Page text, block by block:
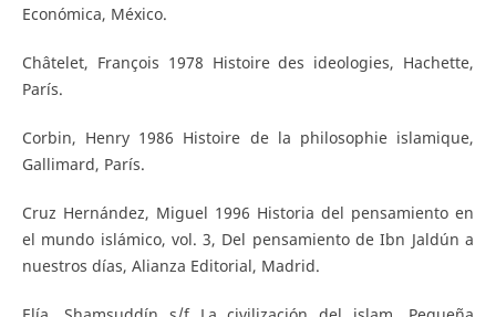
Económica, México.
Châtelet, François 1978 Histoire des ideologies, Hachette,
París.
Corbin, Henry 1986 Histoire de la philosophie islamique,
Gallimard, París.
Cruz Hernández, Miguel 1996 Historia del pensamiento en
el mundo islámico, vol. 3, Del pensamiento de Ibn Jaldún a
nuestros días, Alianza Editorial, Madrid.